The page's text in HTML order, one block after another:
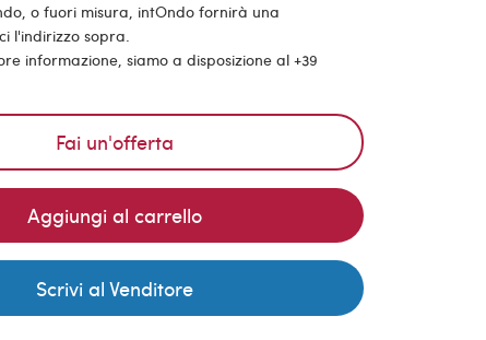
o fuori misura, intOndo fornirà una
l'indirizzo sopra.
informazione, siamo a disposizione al +39
Fai un'offerta
Aggiungi al carrello
Scrivi al Venditore